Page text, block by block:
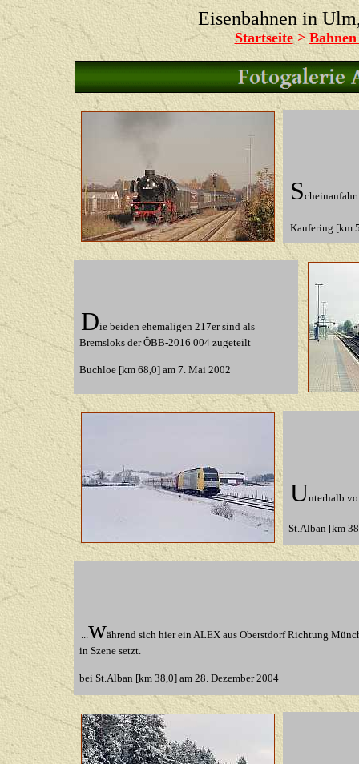
Eisenbahnen in
Startseite>
S
Kaufering [km
Die beiden ehemaligen 217er sind als
Bremsloks der ÖBB-2016 004 zugeteilt
Buchloe [km 68,0] am 7. Mai 2002
Unterhalb
St.Alban [km
...während sich hier ein ALEX aus Oberstdorf Richtung
in Szene setzt.
bei St.Alban [km 38,0] am 28. Dezember 2004